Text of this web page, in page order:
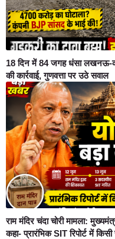
18 दिन में 84 जगह धंसा लखनऊ-
की कार्रवाई, गुणवत्ता पर उठे सवाल
राम मंदिर चंदा चोरी मामला:
कहा- प्रारंभिक SIT रिपोर्ट में